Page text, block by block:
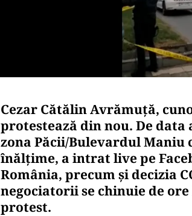
Cezar Cătălin Avrămuță,
protestează din nou. De data
zona Păcii/Bulevardul Maniu
înălțime, a intrat live pe
România, precum și decizia
negociatorii se chinuie de
protest.